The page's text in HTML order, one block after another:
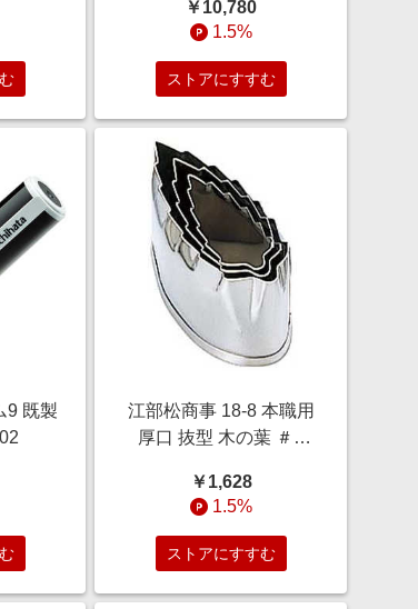
￥10,780
1.5%
ストアにすすむ
9 既製
江部松商事 18-8 本職用
厚口 抜型 木の葉 ＃4
￥1,628
1.5%
ストアにすすむ